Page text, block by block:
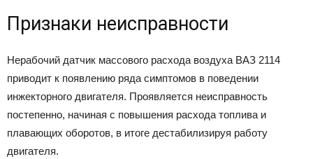
Признаки неисправности
Нерабочий датчик массового расхода воздуха ВАЗ 2114
приводит к появлению ряда симптомов в поведении
инжекторного двигателя. Проявляется неисправность
постепенно, начиная с повышения расхода топлива и
плавающих оборотов, в итоге дестабилизируя работу
двигателя.